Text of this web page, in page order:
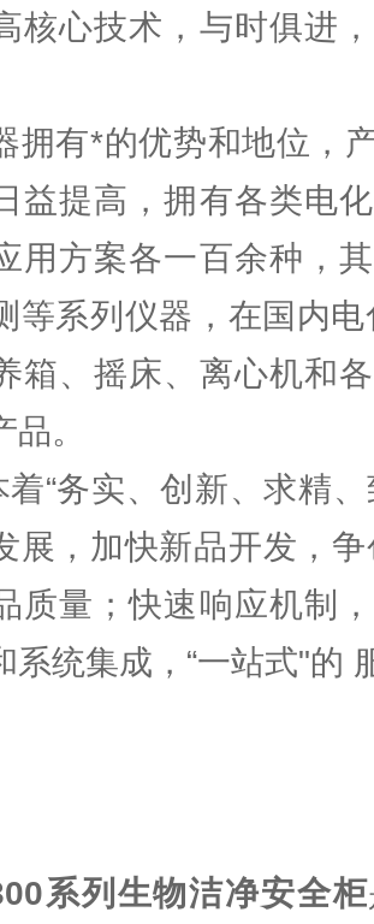
核心技术，与时俱进
拥有*的优势和地位，
益提高，拥有各类电
用方案各一百余种，
等系列仪器，在国内
箱、摇床、离心机和
。
着“务实、创新、求精
展，加快新品开发，
质量；快速响应机制
系统集成，“一站式"的
系列生物洁净安全柜